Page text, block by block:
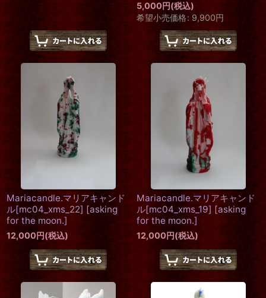
5,000円(税込)
希望小売価格: 9,900円
Mariacandle.マリアキャンド
ル[mc04_xms_22] [asking
for the moon.]
12,000円(税込)
Mariacandle.マリアキャンド
ル[mc04_xms_19] [asking
for the moon.]
12,000円(税込)